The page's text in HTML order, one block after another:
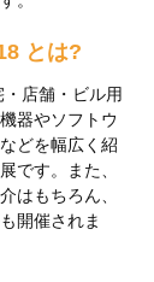
とは?
店舗・ビル用
器やソフトウ
どを幅広く紹
です。また、
はもちろん、
開催されま